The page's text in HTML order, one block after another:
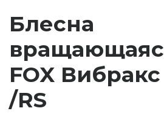
Блесна
FOX
/RS